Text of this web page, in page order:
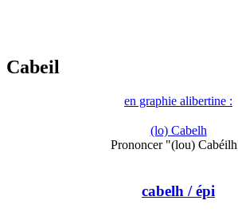
Cabeil
en graphie alibertine :
(lo) Cabelh
Prononcer "(lou)
cabelh / épi